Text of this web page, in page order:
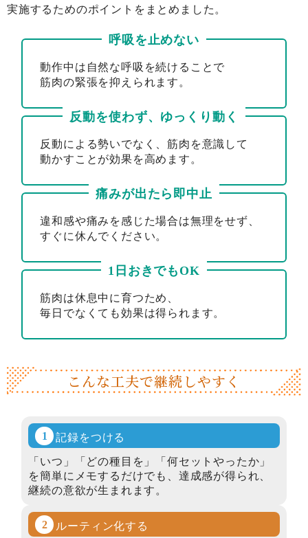
実施するためのポイントをまとめました。
呼吸を止めない
動作中は自然な呼吸を続けることで
筋肉の緊張を抑えられます。
反動を使わず、 ゆっくり動く
反動による勢いでなく、筋肉を意識して
動かすことが効果を高めます。
痛みが出たら即中止
違和感や痛みを感じた場合は無理をせず、
すぐに休んでください。
1日おきでもOK
筋肉は休息中に育つため、
毎日でなくても効果は得られます。
こんな工夫で継続しやすく
記録をつける
「いつ」「どの種目を」「何セットやったか」
を簡単にメモするだけでも、達成感が得られ、
継続の意欲が生まれます。
ルーティン化する